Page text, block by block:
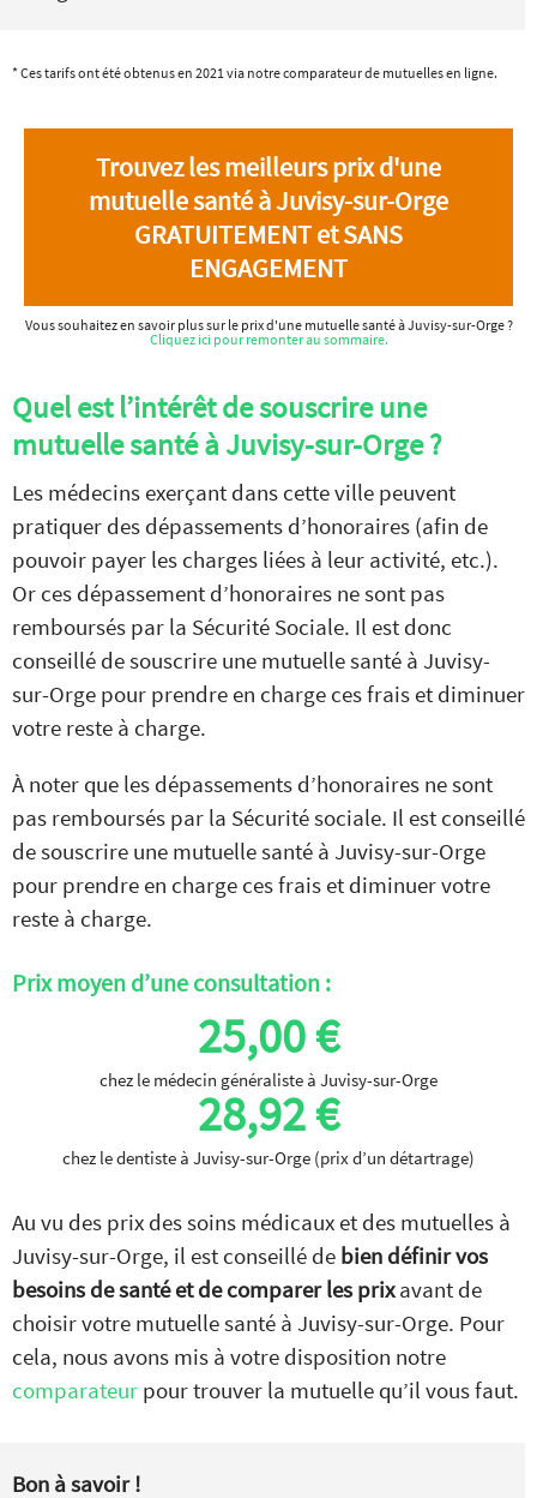
* Ces tarifs ont été obtenus en 2021 via notre comparateur de mutuelles en ligne.
Trouvez les meilleurs prix d'une
mutuelle santé à Juvisy-sur-Orge
GRATUITEMENT et SANS
ENGAGEMENT
Vous souhaitez en savoir plus sur le prix d'une mutuelle santé à Juvisy-sur-Orge ?
Cliquez ici pour remonter au sommaire.
Quel est l’intérêt de souscrire une
mutuelle santé à Juvisy-sur-Orge ?
Les médecins exerçant dans cette ville peuvent
pratiquer des dépassements d’honoraires (afin de
pouvoir payer les charges liées à leur activité, etc.).
Or ces dépassement d’honoraires ne sont pas
remboursés par la Sécurité Sociale. Il est donc
conseillé de souscrire une mutuelle santé à Juvisy-
sur-Orge pour prendre en charge ces frais et diminuer
votre reste à charge.
À noter que les dépassements d’honoraires ne sont
pas remboursés par la Sécurité sociale. Il est conseillé
de souscrire une mutuelle santé à Juvisy-sur-Orge
pour prendre en charge ces frais et diminuer votre
reste à charge.
Prix moyen d’une consultation :
25,00 €
chez le médecin généraliste à Juvisy-sur-Orge
28,92 €
chez le dentiste à Juvisy-sur-Orge (prix d’un détartrage)
Au vu des prix des soins médicaux et des mutuelles à
Juvisy-sur-Orge, il est conseillé de bien définir vos
besoins de santé et de comparer les prixavant de
choisir votre mutuelle santé à Juvisy-sur-Orge. Pour
cela, nous avons mis à votre disposition notre
comparateur pour trouver la mutuelle qu’il vous faut.
Bon à savoir !